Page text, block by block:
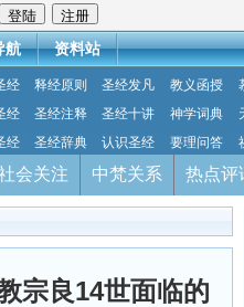
航 资料站
经 释经原则 圣经发凡 教义函授
经 圣经注释 圣经十讲 神学词典
经 圣经辞典 认识圣经 要理问答
会关注 中梵关系 热点评
宗良14世面临的